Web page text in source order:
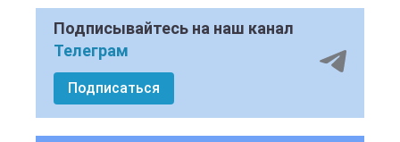
Подписывайтесь на наш канал
Телеграм
Подписаться